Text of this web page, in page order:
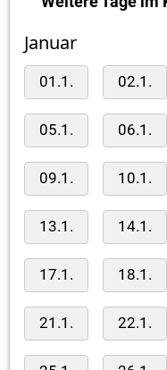
Januar
01.1. 02.1.
05.1. 06.1.
09.1. 10.1.
13.1. 14.1.
17.1. 18.1.
21.1. 22.1.